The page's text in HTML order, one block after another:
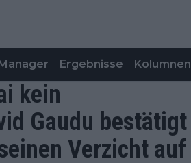
Ergebnisse Kolumnen
kein
Gaudu bestätigt
Verzicht auf